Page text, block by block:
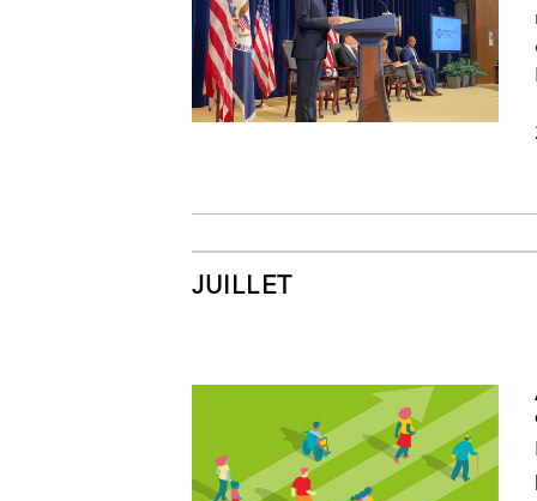
JUILLET